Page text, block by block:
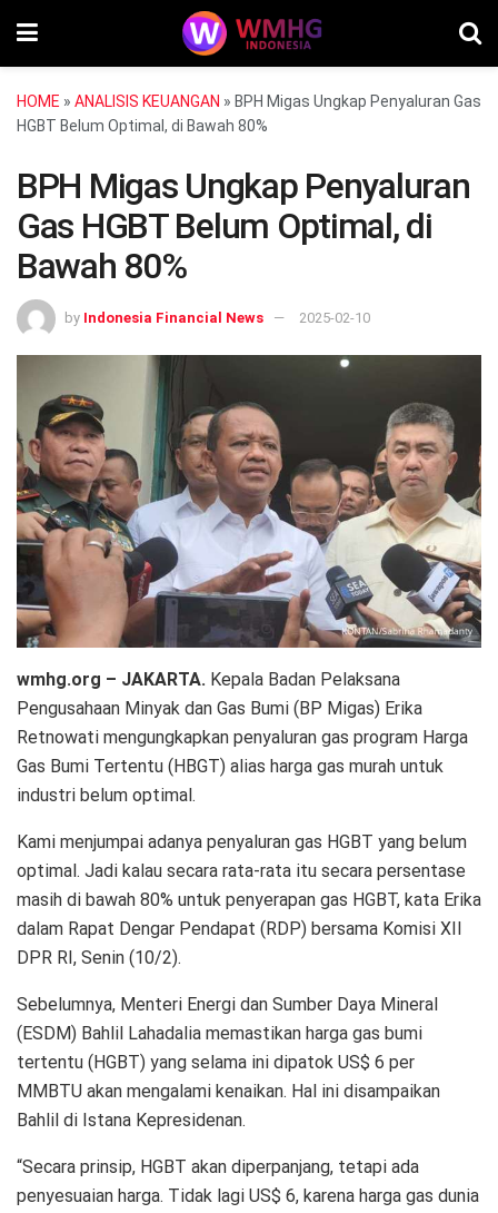
HOME » ANALISIS KEUANGAN » BPH Migas Ungkap Penyaluran Gas
HGBT Belum Optimal, di Bawah 80%
BPH Migas Ungkap Penyaluran
Gas HGBT Belum Optimal, di
Bawah 80%
by Indonesia Financial News 2025-02-10
wmhg.org – JAKARTA. Kepala Badan Pelaksana
Pengusahaan Minyak dan Gas Bumi (BP Migas) Erika
Retnowati mengungkapkan penyaluran gas program Harga
Gas Bumi Tertentu (HBGT) alias harga gas murah untuk
industri belum optimal.
Kami menjumpai adanya penyaluran gas HGBT yang belum
optimal. Jadi kalau secara rata-rata itu secara persentase
masih di bawah 80% untuk penyerapan gas HGBT, kata Erika
dalam Rapat Dengar Pendapat (RDP) bersama Komisi XII
DPR RI, Senin (10/2).
Sebelumnya, Menteri Energi dan Sumber Daya Mineral
(ESDM) Bahlil Lahadalia memastikan harga gas bumi
tertentu (HGBT) yang selama ini dipatok US$ 6 per
MMBTU akan mengalami kenaikan. Hal ini disampaikan
Bahlil di Istana Kepresidenan.
“Secara prinsip, HGBT akan diperpanjang, tetapi ada
penyesuaian harga. Tidak lagi US$ 6, karena harga gas dunia